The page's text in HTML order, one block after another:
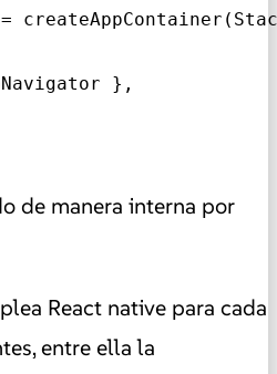
},
de manera interna por
React native para cada
entre ella la